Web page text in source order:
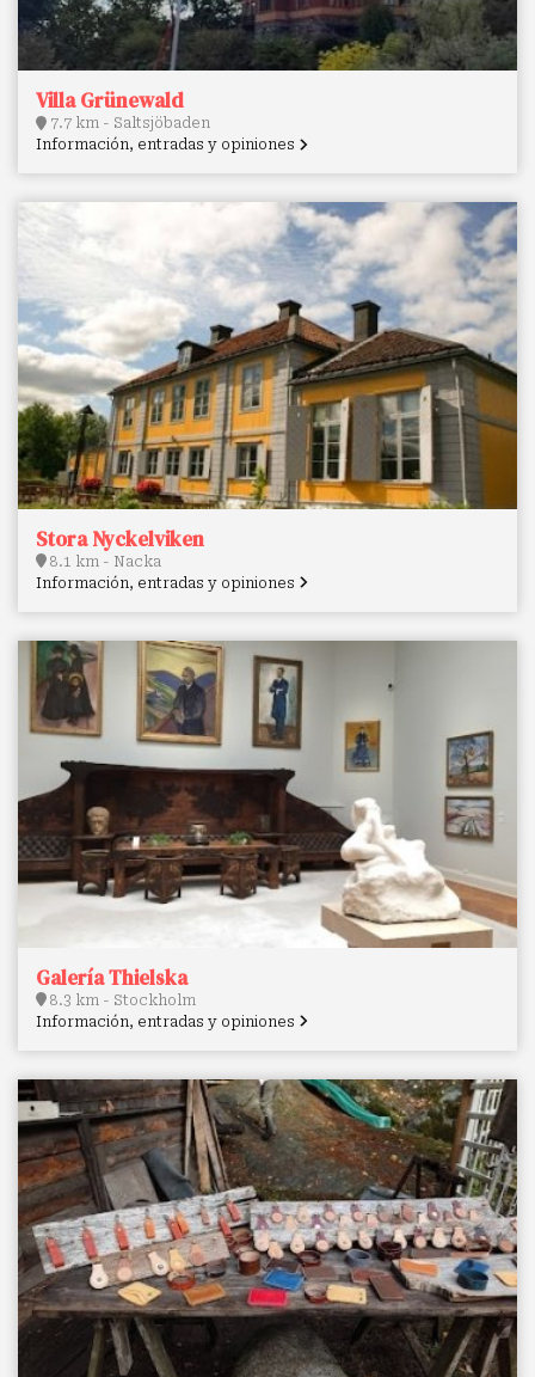
Villa Grünewald
7.7 km - Saltsjöbaden
Información, entradas y opiniones
Stora Nyckelviken
8.1 km - Nacka
Información, entradas y opiniones
Galería Thielska
8.3 km - Stockholm
Información, entradas y opiniones